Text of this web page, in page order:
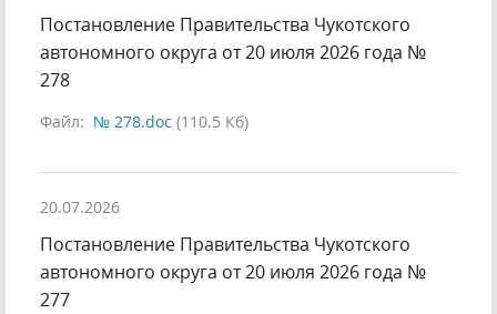
Постановление Правительства Чукотского
автономного округа от 20 июля 2026 года №
278
Файл: № 278.doc (110.5 Кб)
20.07.2026
Постановление Правительства Чукотского
автономного округа от 20 июля 2026 года №
277